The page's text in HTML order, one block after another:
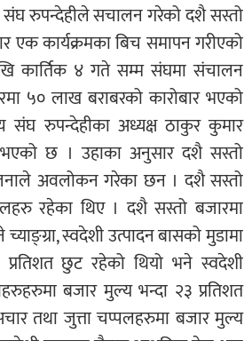
संघ रुपन्देहीले सचालन गरेको दशै सस्तो
एक कार्यक्रमका बिच समापन गरीएको
कार्तिक ४ गते सम्म संघमा संचालन
५० लाख बराबरको कारोबार भएको
संघ रुपन्देहीका अध्यक्ष ठाकुर कुमार
भएको छ । उहाका अनुसार दशै सस्तो
अवलोकन गरेका छन । दशै सस्तो
रहेका थिए । दशै सस्तो बजारमा
स्वदेशी उत्पादन बासको मुडामा
छुट रहेको थियो भने स्वदेशी
बजार मुल्य भन्दा २३ प्रतिशत
तथा जुत्ता चप्पलहरुमा बजार मुल्य